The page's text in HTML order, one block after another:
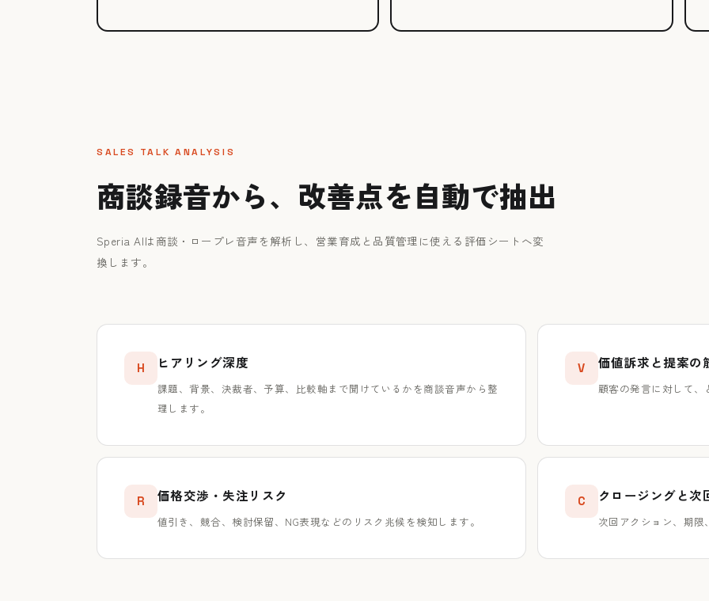
SALES TALK ANALYSIS
商談録音から、改善点を自動で抽出
Speria AIは商談・ロープレ音声を解析し、営業育成と品質管理に使える評価シートへ変
換します。
H ヒアリング深度
課題、背景、決裁者、予算、比較軸まで聞けているかを商談音声から整
理します。
V 価値訴求と提案の
顧客の発言に対して
R 価格交渉・失注リスク
値引き、競合、検討保留、NG表現などのリスク兆候を検知します。
C クロージングと次
次回アクション、期